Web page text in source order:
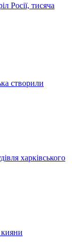
Росії, тисяча
створили
харківського
кияни